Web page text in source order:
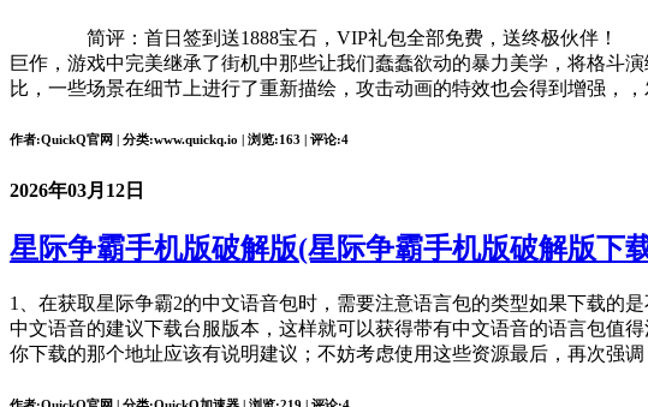
简评：首日签到送1888宝石，VIP礼包全部免费，送终极伙伴！ 拳
巨作，游戏中完美继承了街机中那些让我们蠢蠢欲动的暴力美学，将格
比，一些场景在细节上进行了重新描绘，攻击动画的特效也会得到增强，
作者:QuickQ官网 | 分类:www.quickq.io | 浏览:163 | 评论:4
2026年03月12日
星际争霸手机版破解版(星际争霸手机版破解版下
1、在获取星际争霸2的中文语音包时，需要注意语言包的类型如果下载的
中文语音的建议下载台服版本，这样就可以获得带有中文语音的语言包值
你下载的那个地址应该有说明建议；不妨考虑使用这些资源最后，再次强